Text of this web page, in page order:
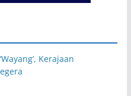
Kerajaan